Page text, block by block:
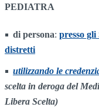
PEDIATRA
di persona: presso
distretti
utilizzando le
scelta in deroga del
Libera Scelta)